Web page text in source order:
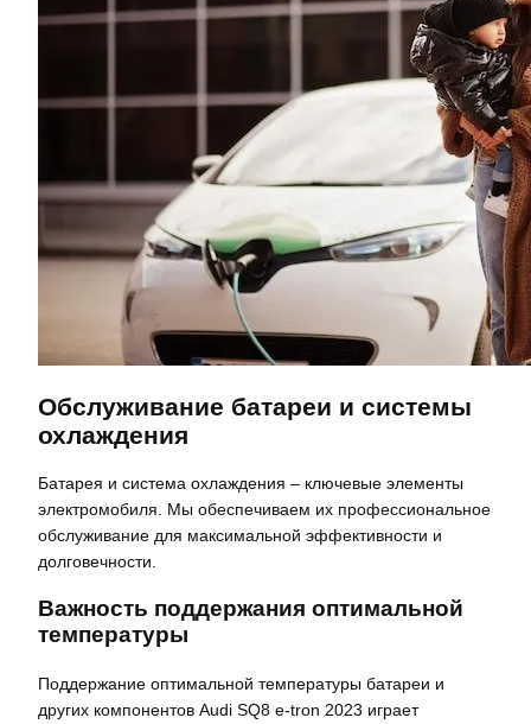
Обслуживание батареи и системы
охлаждения
Батарея и система охлаждения – ключевые элементы
электромобиля. Мы обеспечиваем их профессиональное
обслуживание для максимальной эффективности и
долговечности.
Важность поддержания оптимальной
температуры
Поддержание оптимальной температуры батареи и
других компонентов Audi SQ8 e-tron 2023 играет